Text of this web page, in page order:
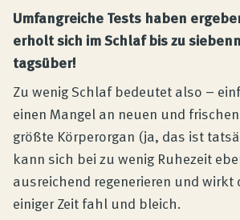
Umfangreiche Tests haben
erholt sich im Schlaf bis zu
tagsüber!
Zu wenig Schlaf bedeutet also –
einen Mangel an neuen und
größte Körperorgan (ja, das ist
kann sich bei zu wenig Ruhezeit
ausreichend regenerieren und wirkt
einiger Zeit fahl und bleich.